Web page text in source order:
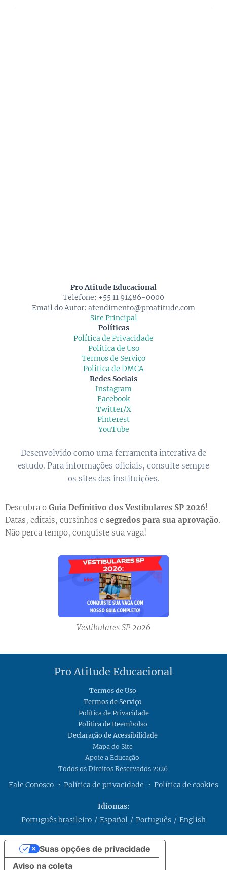
Pro Atitude Educacional
Telefone: +55 11 91486-0000
Email do Autor: atendimento@proatitude.com
Site Principal
Políticas
Política de Privacidade
Política de Uso
Termos de Serviço
Política de DMCA
Redes Sociais
Instagram
Facebook
Twitter/X
Pinterest
YouTube
Desenvolvido como uma ferramenta interativa de
estudo. Para informações oficiais, consulte sempre
os sites das instituições.
Descubra o Guia Definitivo dos Vestibulares SP 2026!
Datas, editais, cursinhos e segredos para sua aprovação.
Não perca tempo, conquiste sua vaga!
Vestibulares SP 2026
Pro Atitude Educacional
Termos de Uso
Termos de Serviço
Política de Privacidade
Política de Reembolso
Declaração de Acessibilidade
Mapa do Site
Apoie a Educação
Todos os Direitos Reservados 2026
Fale Conosco Política de privacidade Política de cookies
Idiomas
Português brasileiro
Español Português English
Aviso na coleta
Suas opções de privacidade